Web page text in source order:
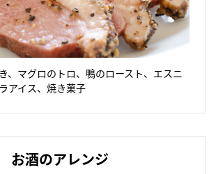
、マグロのトロ、鴨のロースト、エスニ
アイス、焼き菓子
お酒のアレンジ